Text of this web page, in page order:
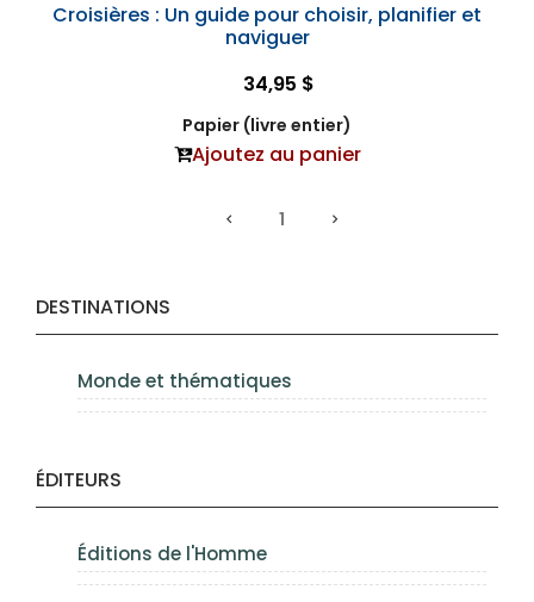
DESTINATIONS
Monde et thématiques
ÉDITEURS
Éditions de l'Homme
Croisières : Un guide pour choisir, planifier et
naviguer
34,95 $
Papier (livre entier)
Ajoutez au panier
1